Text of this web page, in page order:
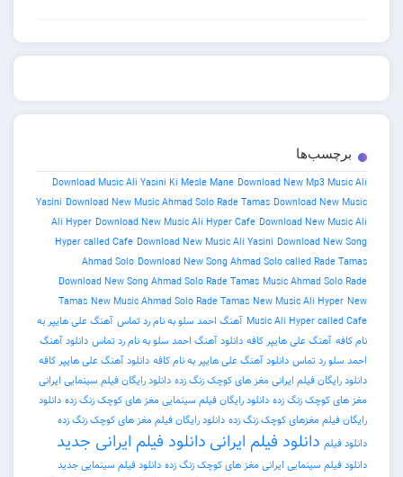
برچسب‌ها
Download Music Ali Yasini Ki Mesle Mane Download New Mp3 Music Ali
Yasini Download New Music Ahmad Solo Rade Tamas Download New Music
Ali Hyper Download New Music Ali Hyper Cafe Download New Music Ali
Hyper called Cafe Download New Music Ali Yasini Download New Song
Ahmad Solo Download New Song Ahmad Solo called Rade Tamas
Download New Song Ahmad Solo Rade Tamas Music Ahmad Solo Rade
Tamas New Music Ahmad Solo Rade Tamas New Music Ali Hyper New
Music Ali Hyper called Cafe آهنگ احمد سلو به نام رد تماس آهنگ علی هایپر به
نام کافه آهنگ علی هایپر کافه دانلود آهنگ احمد سلو به نام رد تماس دانلود آهنگ
احمد سلو رد تماس دانلود آهنگ علی هایپر به نام کافه دانلود آهنگ علی هایپر کافه
دانلود رایگان فیلم ایرانی مغز های کوچک زنگ زده دانلود رایگان فیلم سینمایی ایرانی
مغز های کوچک زنگ زده دانلود رایگان فیلم سینمایی مغز های کوچک زنگ زده دانلود
رایگان فیلم مغزهای کوچک زنگ زده دانلود رایگان فیلم مغز های کوچک زنگ زده
دانلود فیلم دانلود فیلم ایرانی دانلود فیلم ایرانی جدید
دانلود فیلم سینمایی ایرانی مغز های کوچک زنگ زده دانلود فیلم سینمایی جدید